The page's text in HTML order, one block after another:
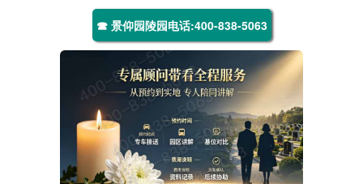
☎ 景仰园陵园电话:400-838-5063